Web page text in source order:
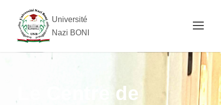
Université
Nazi BONI
Le Centre de